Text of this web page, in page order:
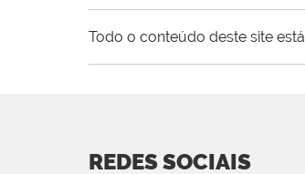
Todo o conteúdo deste site
REDES SOCIAIS